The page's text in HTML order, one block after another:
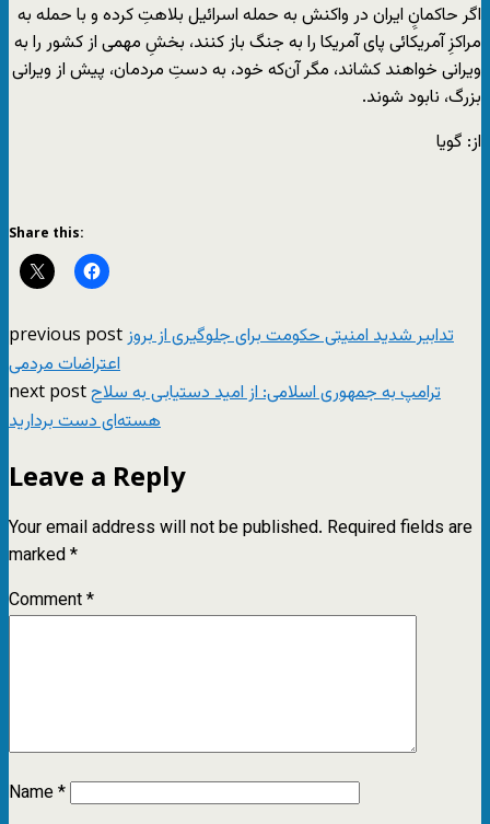
اگر حاکمانِِ ایران در واکنش به حمله اسرائیل بلاهتِ کرده و با حمله به
مراکزِ آمریکائی پای آمریکا را به جنگ باز کنند، بخشِ مهمی از کشور را به
ویرانی خواهند کشاند، مگر آن‌که خود، به دستِ مردمان، پیش از ویرانی
بزرگ، نابود شوند.
از: گویا
Share this:
previous post تدابیر شدید امنیتی حکومت برای جلوگیری از بروز
اعتراضات مردمی
next postترامپ به جمهوری اسلامی: از امید دستیابی به سلاح
هسته‌ای دست بردارید
Leave a Reply
Your email address will not be published. Required fields are
marked*
Comment*
Name*